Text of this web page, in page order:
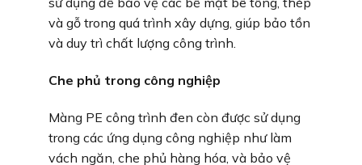
và gỗ trong quá trình xây dựng, giúp bảo tồn
và duy trì chất lượng công trình.
Che phủ trong công nghiệp
Màng PE công trình đen còn được sử dụng
trong các ứng dụng công nghiệp như làm
vách ngăn, che phủ hàng hóa, và bảo vệ